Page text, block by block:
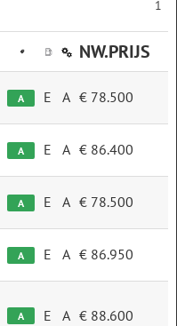
1
33
NW.PRIJS
A E A € 78.500
A E A € 86.400
A E A € 78.500
A E A € 86.950
A E A € 88.600